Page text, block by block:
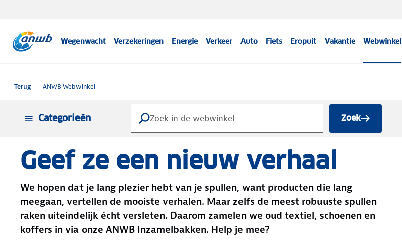
Wegenwacht Verzekeringen Energie Verkeer Auto Fiets Eropuit Vakantie Webwinkel
Terug ANWB Webwinkel
Categorieën Zoek
Geef ze een nieuw verhaal
We hopen dat je lang plezier hebt van je spullen, want producten die lang
meegaan, vertellen de mooiste verhalen. Maar zelfs de meest robuuste spullen
raken uiteindelijk écht versleten. Daarom zamelen we oud textiel, schoenen en
koffers in via onze ANWB Inzamelbakken. Help je mee?